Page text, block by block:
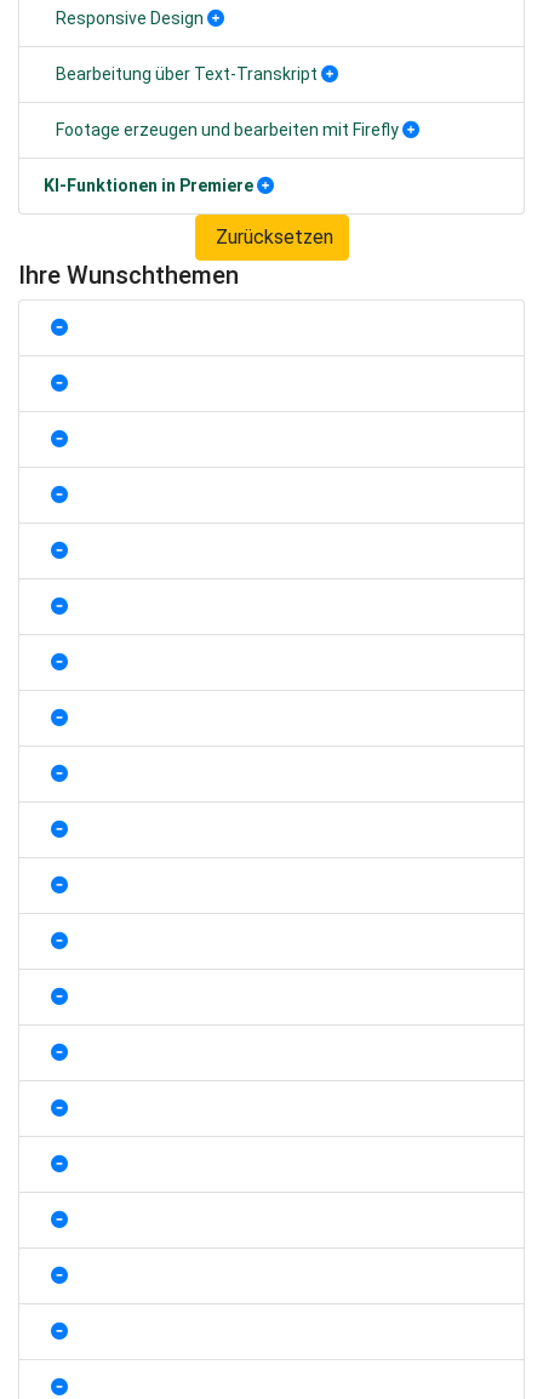
Responsive Design
Bearbeitung über Text-Transkript
Footage erzeugen und bearbeiten mit Firefly
KI-Funktionen in Premiere
Zurücksetzen
Ihre Wunschthemen